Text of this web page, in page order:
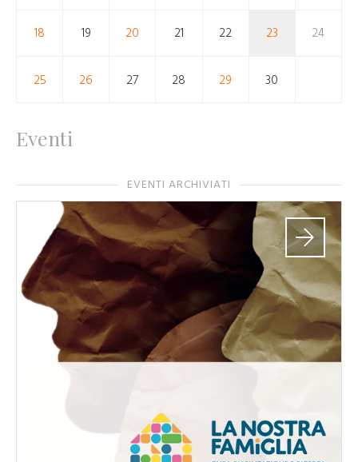
18 19 20 21 22 23 24
25 26 27 28 29 30
Eventi
EVENTI ARCHIVIATI